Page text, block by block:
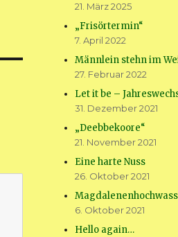
21. März 2025
„Frisörtermin“
7. April 2022
Männlein stehn im
27. Februar 2022
Let it be –
31. Dezember 2021
„Deebbekoore“
21. November 2021
Eine harte Nuss
26. Oktober 2021
6. Oktober 2021
Hello again…